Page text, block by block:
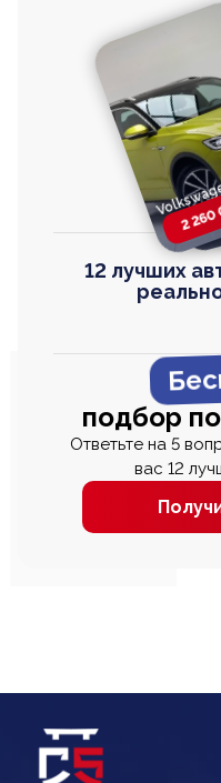
2 2
12 лучших
подбор
Ответьте на 5
вас 12